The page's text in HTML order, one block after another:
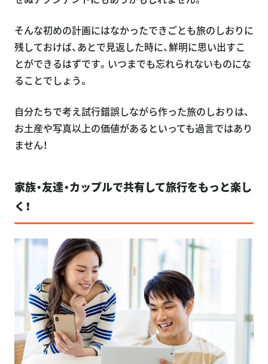
そんな初めの計画にはなかったできごとも旅のしおりに
残しておけば、あとで見返した時に、鮮明に思い出すこ
とができるはずです。いつまでも忘れられないものにな
ることでしょう。
自分たちで考え試行錯誤しながら作った旅のしおりは、
お土産や写真以上の価値があるといっても過言ではあり
ません！
家族・友達・カップルで共有して旅行をもっと楽し
く！